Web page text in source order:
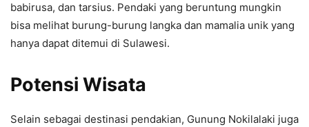
babirusa, dan tarsius. Pendaki yang beruntung mungkin
bisa melihat burung-burung langka dan mamalia unik yang
hanya dapat ditemui di Sulawesi.
Potensi Wisata
Selain sebagai destinasi pendakian, Gunung Nokilalaki juga